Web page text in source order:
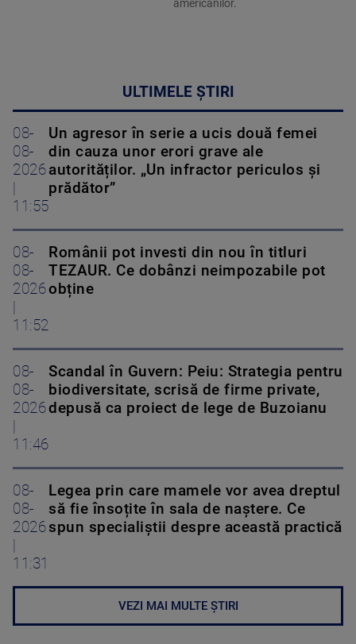
americanilor.
ULTIMELE ȘTIRI
08-
08-
2026
11:55
Un agresor în serie a ucis două femei
din cauza unor erori grave ale
autorităților. „Un infractor periculos și
prădător”
08-
08-
2026
11:52
Românii pot investi din nou în titluri
TEZAUR. Ce dobânzi neimpozabile pot
obține
08-
08-
2026
11:46
Scandal în Guvern: Peiu: Strategia pentru
biodiversitate, scrisă de firme private,
depusă ca proiect de lege de Buzoianu
08-
08-
2026
11:31
Legea prin care mamele vor avea dreptul
să fie însoțite în sala de naștere. Ce
spun specialiștii despre această practică
VEZI MAI MULTE ȘTIRI